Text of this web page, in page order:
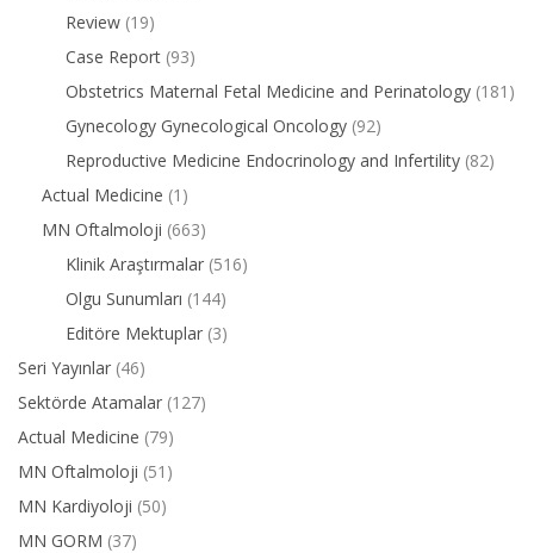
Review (19)
Case Report (93)
Obstetrics Maternal Fetal Medicine and Perinatology (181)
Gynecology Gynecological Oncology (92)
Reproductive Medicine Endocrinology and Infertility (82)
Actual Medicine (1)
MN Oftalmoloji (663)
Klinik Araştırmalar (516)
Olgu Sunumları (144)
Editöre Mektuplar (3)
Seri Yayınlar (46)
Sektörde Atamalar (127)
Actual Medicine (79)
MN Oftalmoloji (51)
MN Kardiyoloji (50)
MN GORM (37)